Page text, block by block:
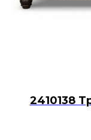
2410138